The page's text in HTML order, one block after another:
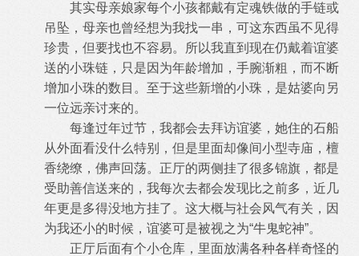
其实母亲娘家每个小孩都戴有定魂铁做的手链或
吊坠，母亲也曾经想为我找一串，可这东西虽不见得
珍贵，但要找也不容易。所以我直到 现在仍戴着谊婆
送的小珠链，只是因为年龄增加，手腕渐粗，而不断
增加小珠的数目。至于这些新增的小珠，是姑婆向另
一位远亲讨来的。
每逢过年过节，我都会去拜访谊婆，她住的石船
从外面看没什么特别，但是里面却像间小型寺庙，檀
香绕缭，佛声回荡。正厅的两侧挂了很多锦旗，都是
受助善信送来的，我每次去都会发现比之前多，近几
年更是多得没地方挂了。这大概与社会风气有关，因
为我还小的时候，谊婆可是被视之为“牛鬼蛇神”。
正厅后面有个小仓库，里面放满各种各样奇怪的